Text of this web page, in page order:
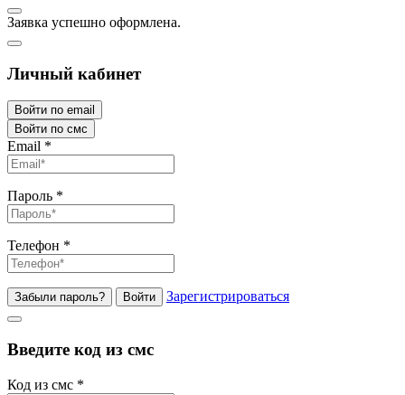
Заявка успешно оформлена.
Личный кабинет
Войти по email
Войти по смс
Email *
Пароль *
Телефон *
Забыли пароль? Войти Зарегистрироваться
Введите код из смс
Код из смс *